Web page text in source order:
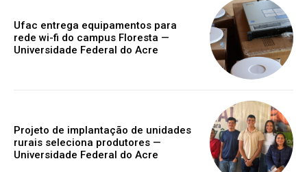
Ufac entrega equipamentos para
rede wi-fi do campus Floresta —
Universidade Federal do Acre
Projeto de implantação de unidades
rurais seleciona produtores —
Universidade Federal do Acre